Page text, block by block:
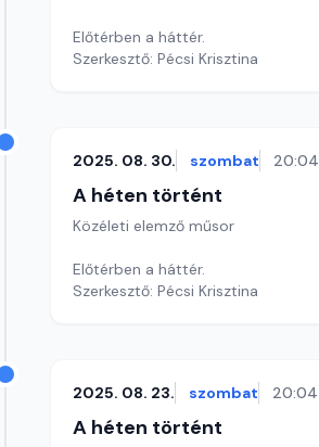
Előtérben a háttér.
Szerkesztő: Pécsi Krisztina
2025. 08. 30. szombat 20:04
A héten történt
Közéleti elemző műsor
Előtérben a háttér.
Szerkesztő: Pécsi Krisztina
2025. 08. 23. szombat 20:04
A héten történt